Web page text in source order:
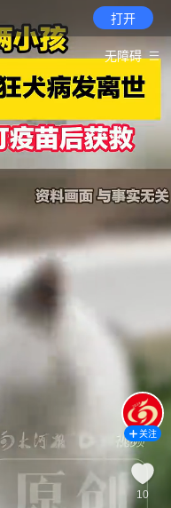
打开
无障碍
关注
10